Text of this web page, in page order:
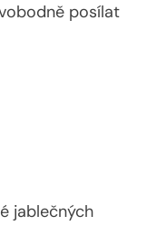
posílat
jablečných